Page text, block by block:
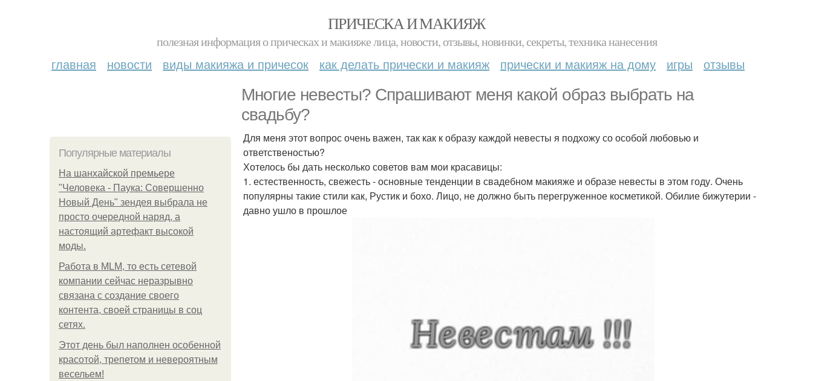
ПРИЧЕСКА И МАКИЯЖ
полезная информация о прическах и макияже лица, новости, отзывы, новинки, секреты, техника нанесения
главная новости виды макияжа и причесок как делать прически и макияж прически и макияж на дому игры отзывы
Многие невесты? Спрашивают меня какой образ выбрать на
свадьбу?
Популярные материалы
На шанхайской премьере
"Человека - Паука: Совершенно
Новый День" зендея выбрала не
просто очередной наряд, а
настоящий артефакт высокой
моды.
Работа в MLM, то есть сетевой
компании сейчас неразрывно
связана с создание своего
контента, своей страницы в соц
сетях.
Этот день был наполнен особенной
красотой, трепетом и невероятным
весельем!
Для меня этот вопрос очень важен, так как к образу каждой невесты я подхожу со особой любовью и
ответственостью?
Хотелось бы дать несколько советов вам мои красавицы:
1. естественность, свежесть - основные тенденции в свадебном макияже и образе невесты в этом году. Очень
популярны такие стили как, Рустик и бохо. Лицо, не должно быть перегруженное косметикой. Обилие бижутерии -
давно ушло в прошлое